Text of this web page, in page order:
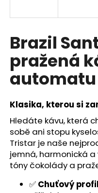
Brazil
pražená
automatu
Klasika, kterou si
Hledáte kávu, která
sobě ani stopu
Tristar je naše
jemná, harmonická
tóny čokolády a
✅ Chuťový
í
t
?